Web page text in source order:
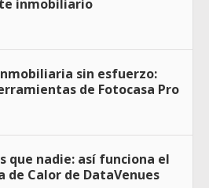
inmobiliario
sin esfuerzo:
de Fotocasa Pro
que nadie: así funciona el
de Calor de DataVenues